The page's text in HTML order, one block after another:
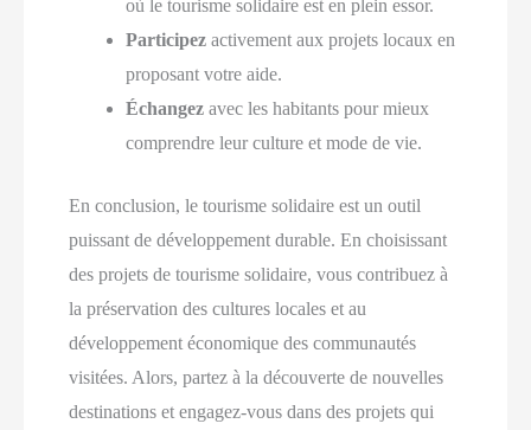
où le tourisme solidaire est en plein essor.
Participez activement aux projets locaux en
proposant votre aide.
Échangez avec les habitants pour mieux
comprendre leur culture et mode de vie.
En conclusion, le tourisme solidaire est un outil
puissant de développement durable. En choisissant
des projets de tourisme solidaire, vous contribuez à
la préservation des cultures locales et au
développement économique des communautés
visitées. Alors, partez à la découverte de nouvelles
destinations et engagez-vous dans des projets qui